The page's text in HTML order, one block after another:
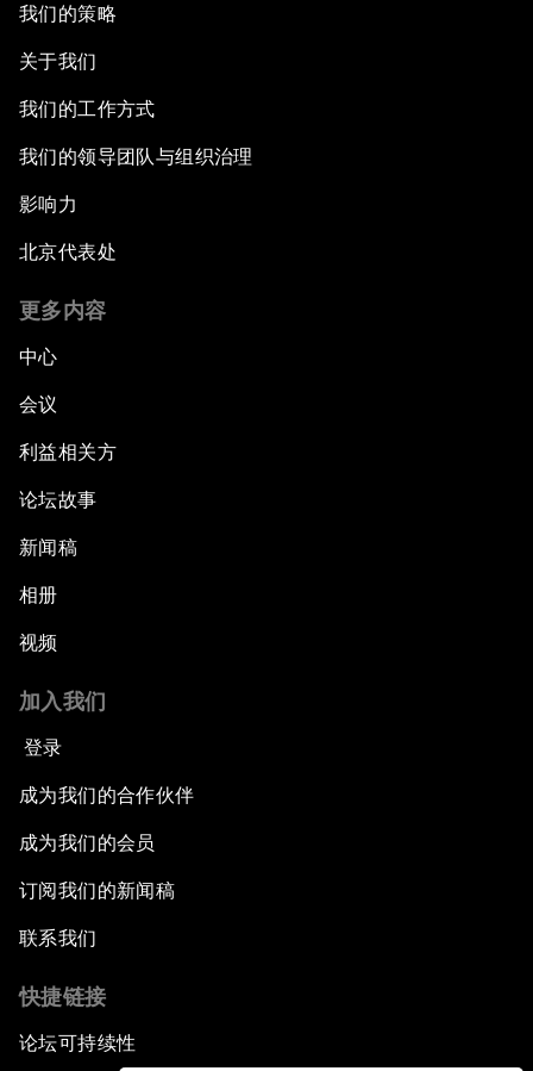
我们的策略
关于我们
我们的工作方式
我们的领导团队与组织治理
影响力
北京代表处
更多内容
中心
会议
利益相关方
论坛故事
新闻稿
相册
视频
加入我们
登录
成为我们的合作伙伴
成为我们的会员
订阅我们的新闻稿
联系我们
快捷链接
论坛可持续性